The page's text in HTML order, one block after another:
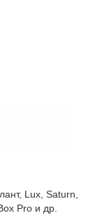
Lux, Saturn,
Pro и др.